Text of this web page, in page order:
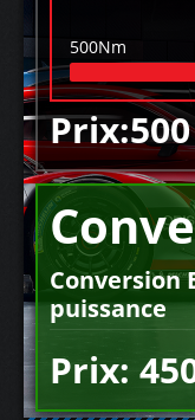
500Nm
Conversion
puissance
Prix: